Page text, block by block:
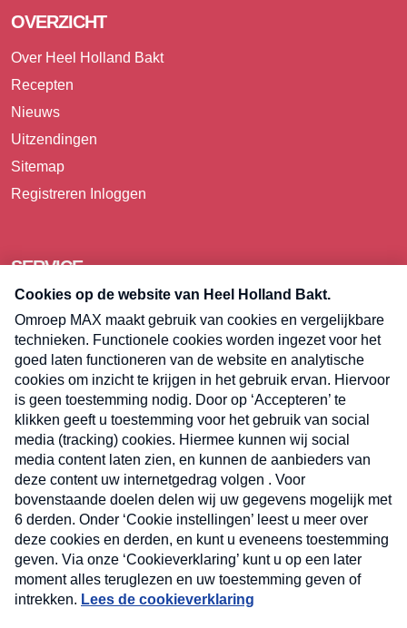
E-meel? Schrijf je in voor de
Heel Holland Bakt nieuwsbrief
E-
OVERZICHT
Over Heel Holland Bakt
Recepten
Nieuws
Uitzendingen
Sitemap
Registreren Inloggen
SERVICE
Over Omroep MAX
Pers
Contact
Algemene voorwaarden
Privacyverklaring
Cookieverklaring
Kwetsbaarheid melden
Registreren Inloggen
Volg
Volg
ons
op
Volg
ons
op
Volg
ons
op